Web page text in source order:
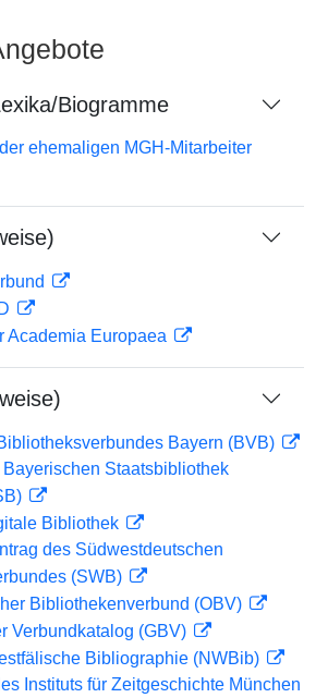
Biogramme
ehemaligen MGH-Mitarbeiter
Academia Europaea
Bayern (BVB)
Staatsbibliothek
Bibliothek
des Südwestdeutschen
(SWB)
Bibliothekenverbund (OBV)
Verbundkatalog (GBV)
Bibliographie (NWBib)
Instituts für Zeitgeschichte München